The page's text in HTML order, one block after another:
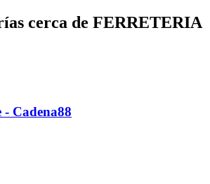
cerca de FERRETERIA
Cadena88